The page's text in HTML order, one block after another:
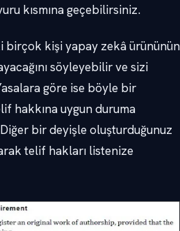
kısmına geçebilirsiniz.
birçok kişi yapay zekâ ürününün
söyleyebilir ve sizi
göre ise böyle bir
hakkına uygun duruma
bir deyişle oluşturduğunuz
telif hakları listenize